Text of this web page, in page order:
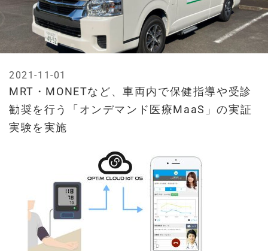
MRT・MONETなど、車両内で保健指導や受診
勧奨を行う「オンデマンド医療MaaS」の実証
実験を実施
2021-11-01